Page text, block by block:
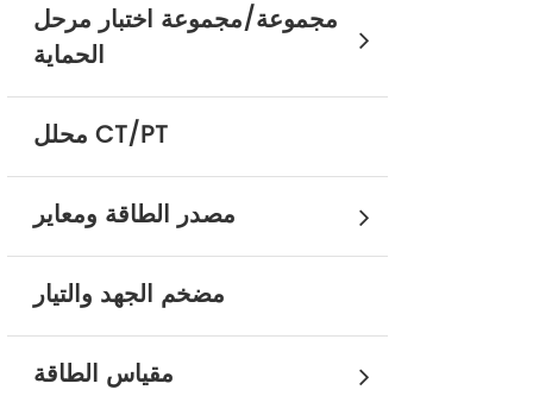
مجموعة/مجموعة اختبار مرحل
الحماية
محلل CT/PT
مصدر الطاقة ومعاير
مضخم الجهد والتيار
مقياس الطاقة